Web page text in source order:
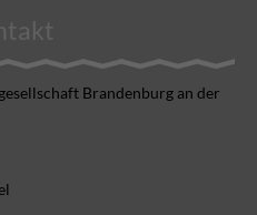
Brandenburg an der